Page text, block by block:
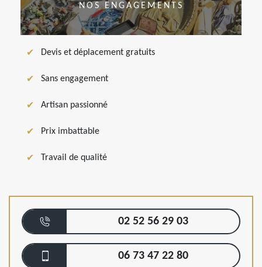
NOS ENGAGEMENTS
Devis et déplacement gratuits
Sans engagement
Artisan passionné
Prix imbattable
Travail de qualité
02 52 56 29 03
06 73 47 22 80